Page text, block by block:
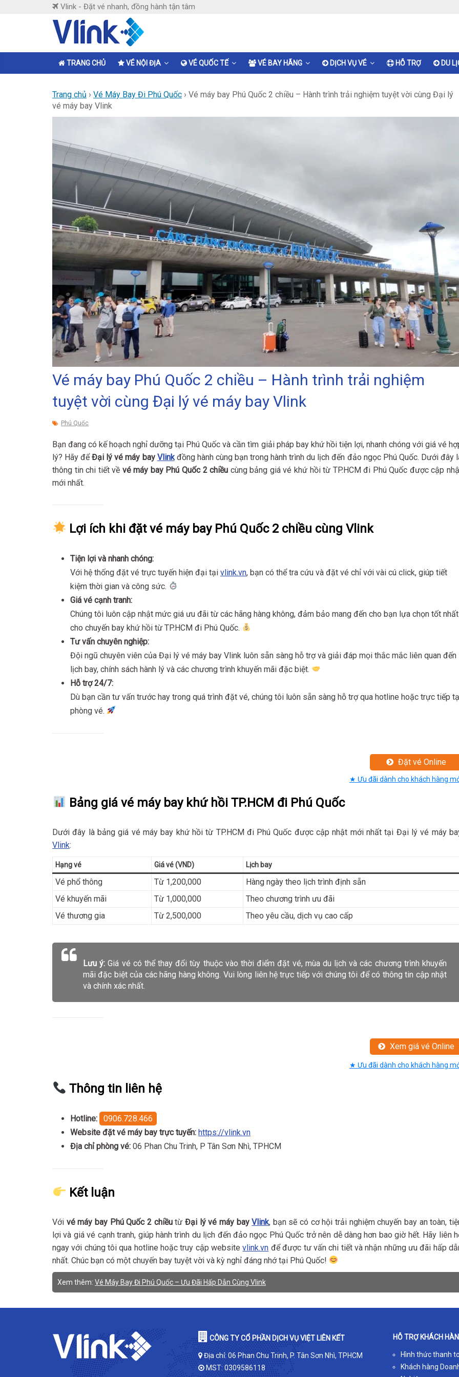
Vlink - Đặt vé nhanh, đồng hành tận tâm
Vlink
Đặt
vé
đồng
hành
TRANG CHỦ VÉ NỘI ĐỊA VÉ QUỐC TẾ VÉ BAY HÃNG DỊCH VỤ VÉ HỖ TRỢ DU
Trang chủ › Vé Máy Bay Đi Phú Quốc › Vé máy bay Phú Quốc 2 chiều – Hành trình trải nghiệm tuyệt vời cùng Đại lý
vé máy bay Vlink
Vé máy bay Phú Quốc 2 chiều – Hành trình trải nghiệm
tuyệt vời cùng Đại lý vé máy bay Vlink
Phú Quốc
Bạn đang có kế hoạch nghỉ dưỡng tại Phú Quốc và cần tìm giải pháp bay khứ hồi tiện lợi, nhanh chóng với giá vé
lý? Hãy đểĐại lý vé máy bay Vlinkđồng hành cùng bạn trong hành trình du lịch đến đảo ngọc Phú Quốc. Dưới đây
thông tin chi tiết về vé máy bay Phú Quốc 2 chiều cùng bảng giá vé khứ hồi từ TP.HCM đi Phú Quốc được cập
mới nhất.
Lợi ích khi đặt vé máy bay Phú Quốc 2 chiều cùng Vlink
Tiện lợi và nhanh chóng:
Với hệ thống đặt vé trực tuyến hiện đại tại vlink.vn, bạn có thể tra cứu và đặt vé chỉ với vài cú click, giúp tiết
kiệm thời gian và công sức.
Giá vé cạnh tranh:
Chúng tôi luôn cập nhật mức giá ưu đãi từ các hãng hàng không, đảm bảo mang đến cho bạn lựa chọn tốt nhất
cho chuyến bay khứ hồi từ TP.HCM đi Phú Quốc.
Tư vấn chuyên nghiệp:
Đội ngũ chuyên viên của Đại lý vé máy bay Vlink luôn sẵn sàng hỗ trợ và giải đáp mọi thắc mắc liên quan đến
lịch bay, chính sách hành lý và các chương trình khuyến mãi đặc biệt.
Hỗ trợ 24/7:
Dù bạn cần tư vấn trước hay trong quá trình đặt vé, chúng tôi luôn sẵn sàng hỗ trợ qua hotline hoặc trực tiếp
phòng vé.
Đặt vé Online
★ Ưu đãi dành cho khách hàng
Bảng giá vé máy bay khứ hồi TP.HCM đi Phú Quốc
Dưới đây là bảng giá vé máy bay khứ hồi từ TP.HCM đi Phú Quốc được cập nhật mới nhất tại Đại lý vé máy
Vlink:
Hạng vé Giá vé (VND) Lịch bay
Vé phổ thông Từ 1,200,000
Hàng ngày theo lịch trình định sẵn
Vé khuyến mãi
Từ 1,000,000
Theo chương trình ưu đãi
Vé thương gia
Từ 2,500,000 Theo yêu cầu, dịch vụ cao cấp
Lưu ý: Giá vé có thể thay đổi tùy thuộc vào thời điểm đặt vé, mùa du lịch và các chương trình khuyến
mãi đặc biệt của các hãng hàng không. Vui lòng liên hệ trực tiếp với chúng tôi để có thông tin cập nhật
và chính xác nhất.
Xem giá vé Online
★ Ưu đãi dành cho khách hàng
Thông tin liên hệ
Hotline:
0906.728.466
Website đặt vé máy bay trực tuyến: https://vlink.vn
Địa chỉ phòng vé: 06 Phan Chu Trinh, P Tân Sơn Nhì, TPHCM
Kết luận
Với vé máy bay Phú Quốc 2 chiềutừ Đại lý vé máy bayVlink, bạn sẽ có cơ hội trải nghiệm chuyến bay an toàn,
lợi và giá vé cạnh tranh, giúp hành trình du lịch đến đảo ngọc Phú Quốc trở nên dễ dàng hơn bao giờ hết. Hãy liên
ngay với chúng tôi qua hotline hoặc truy cập websitevlink.vn để được tư vấn chi tiết và nhận những ưu đãi hấp
nhất. Chúc bạn có một chuyến bay tuyệt vời và kỳ nghỉ đáng nhớ tại Phú Quốc!
Xem thêm: Vé Máy Bay Đi Phú Quốc – Ưu Đãi Hấp Dẫn Cùng Vlink
CÔNG TY CỔ PHẦN DỊCH VỤ VIỆT LIÊN KẾT
Địa chỉ: 06 Phan Chu Trinh, P. Tân Sơn Nhì, TPHCM
MST: 0309586118
HỖ TRỢ KHÁCH
Hình thức thanh
Khách hàng